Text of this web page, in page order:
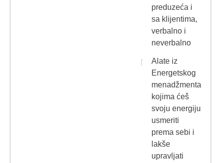
preduzeća i
sa klijentima,
verbalno i
neverbalno
Alate iz
Energetskog
menadžmenta
kojima ćeš
svoju energiju
usmeriti
prema sebi i
lakše
upravljati